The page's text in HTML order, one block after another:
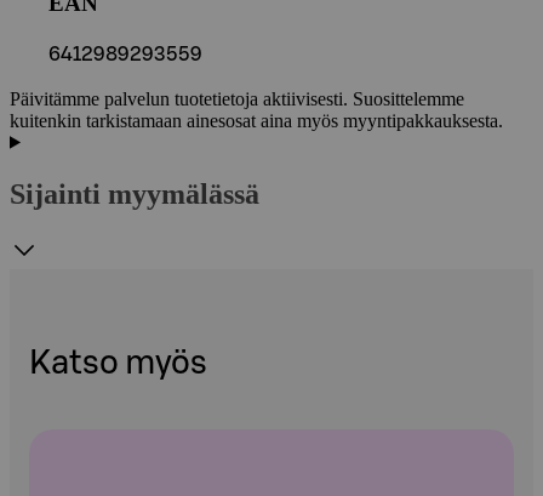
6412989293559
Päivitämme palvelun tuotetietoja aktiivisesti. Suosittelemme
kuitenkin tarkistamaan ainesosat aina myös myyntipakkauksesta.
Sijainti myymälässä
Katso myös